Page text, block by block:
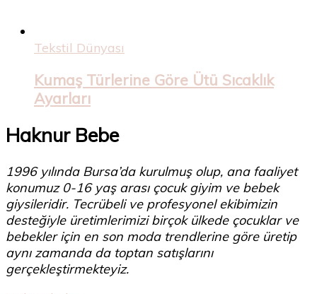
Tekstil Dünyası
Kumaş Türlerine Göre Ütü Sıcaklık
Ayarları
Haknur Bebe
1996 yılında Bursa’da kurulmuş olup, ana faaliyet
konumuz 0-16 yaş arası çocuk giyim ve bebek
giysileridir. Tecrübeli ve profesyonel ekibimizin
desteğiyle üretimlerimizi birçok ülkede çocuklar ve
bebekler için en son moda trendlerine göre üretip
aynı zamanda da toptan satışlarını
gerçekleştirmekteyiz.